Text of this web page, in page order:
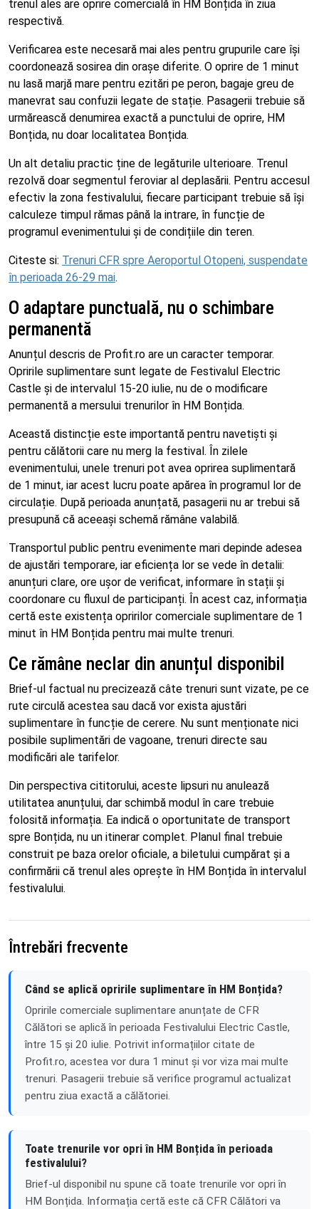
trenul ales are oprire comercială în HM Bonțida în ziua
respectivă.
Verificarea este necesară mai ales pentru grupurile care își
coordonează sosirea din orașe diferite. O oprire de 1 minut
nu lasă marjă mare pentru ezitări pe peron, bagaje greu de
manevrat sau confuzii legate de stație. Pasagerii trebuie să
urmărească denumirea exactă a punctului de oprire, HM
Bonțida, nu doar localitatea Bonțida.
Un alt detaliu practic ține de legăturile ulterioare. Trenul
rezolvă doar segmentul feroviar al deplasării. Pentru accesul
efectiv la zona festivalului, fiecare participant trebuie să își
calculeze timpul rămas până la intrare, în funcție de
programul evenimentului și de condițiile din teren.
Citeste si: Trenuri CFR spre Aeroportul Otopeni, suspendate
în perioada 26-29 mai.
O adaptare punctuală, nu o schimbare
permanentă
Anunțul descris de Profit.ro are un caracter temporar.
Opririle suplimentare sunt legate de Festivalul Electric
Castle și de intervalul 15-20 iulie, nu de o modificare
permanentă a mersului trenurilor în HM Bonțida.
Această distincție este importantă pentru navetiști și
pentru călătorii care nu merg la festival. În zilele
evenimentului, unele trenuri pot avea oprirea suplimentară
de 1 minut, iar acest lucru poate apărea în programul lor de
circulație. După perioada anunțată, pasagerii nu ar trebui să
presupună că aceeași schemă rămâne valabilă.
Transportul public pentru evenimente mari depinde adesea
de ajustări temporare, iar eficiența lor se vede în detalii:
anunțuri clare, ore ușor de verificat, informare în stații și
coordonare cu fluxul de participanți. În acest caz, informația
certă este existența opririlor comerciale suplimentare de 1
minut în HM Bonțida pentru mai multe trenuri.
Ce rămâne neclar din anunțul disponibil
Brief-ul factual nu precizează câte trenuri sunt vizate, pe ce
rute circulă acestea sau dacă vor exista ajustări
suplimentare în funcție de cerere. Nu sunt menționate nici
posibile suplimentări de vagoane, trenuri directe sau
modificări ale tarifelor.
Din perspectiva cititorului, aceste lipsuri nu anulează
utilitatea anunțului, dar schimbă modul în care trebuie
folosită informația. Ea indică o oportunitate de transport
spre Bonțida, nu un itinerar complet. Planul final trebuie
construit pe baza orelor oficiale, a biletului cumpărat și a
confirmării că trenul ales oprește în HM Bonțida în intervalul
festivalului.
Întrebări frecvente
Când se aplică opririle suplimentare în HM Bonțida?
Opririle comerciale suplimentare anunțate de CFR
Călători se aplică în perioada Festivalului Electric Castle,
între 15 și 20 iulie. Potrivit informațiilor citate de
Profit.ro, acestea vor dura 1 minut și vor viza mai multe
trenuri. Pasagerii trebuie să verifice programul actualizat
pentru ziua exactă a călătoriei.
Toate trenurile vor opri în HM Bonțida în perioada
festivalului?
Brief-ul disponibil nu spune că toate trenurile vor opri în
HM Bonțida. Informația certă este că CFR Călători va